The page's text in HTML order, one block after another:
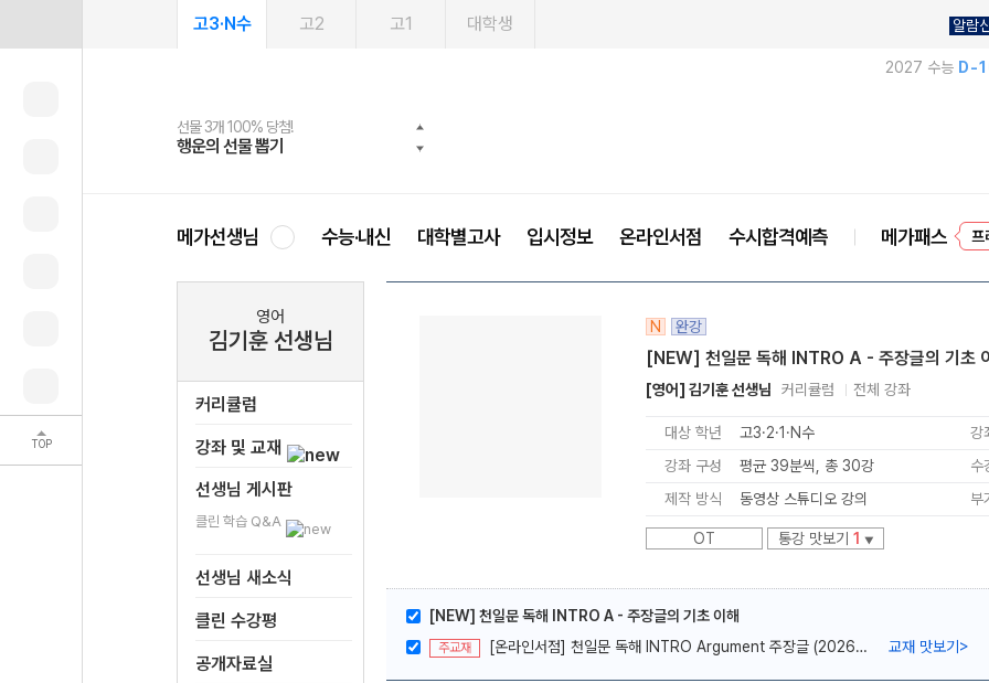
TOP
고3·N수 고2 고1 대학생 알람
2027 수능 D-
선물 3개 100% 당첨!
행운의 선물 뽑기
선물 100% 증정!
메가스터디 X 올리브
여름방학 스터디 캐시백
메가런 썸머스쿨
2027 러셀 단과
강사 공개선발
스마트러닝앱
설문 EVENT
메가패스
3일 무료 체험권
메가패스 수강생 무료혜택!
메가클럽 멤버십
사회공헌 캠페인
희망이룸 메가나눔
메가선생님 수능·내신 대학별고사 입시정보 온라인서점 수시합격예측 메가패스
프
영어
김기훈 선생님
커리큘럼
강좌 및 교재
선생님 게시판
클린 학습 Q&A
선생님 새소식
클린 수강평
공개자료실
N 완강
[NEW] 천일문 독해 INTRO A - 주장글의 기초
[영어] 김기훈 선생님 커리큘럼 전체 강좌
대상 학년 고3·2·1·N수 강
강좌 구성
평균 39분씩, 총 30강 수
제작 방식
동영상 스튜디오 강의 부
OT 통강 맛보기 1 ▼
[NEW] 천일문 독해 INTRO A - 주장글의 기초 이해
주교재 [온라인서점] 천일문 독해 INTRO Argument 주장글 (2026년용) 교재 맛보기 >